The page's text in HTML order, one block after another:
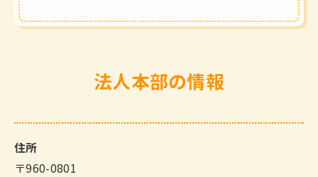
法人本部の情報
住所
〒960-0801